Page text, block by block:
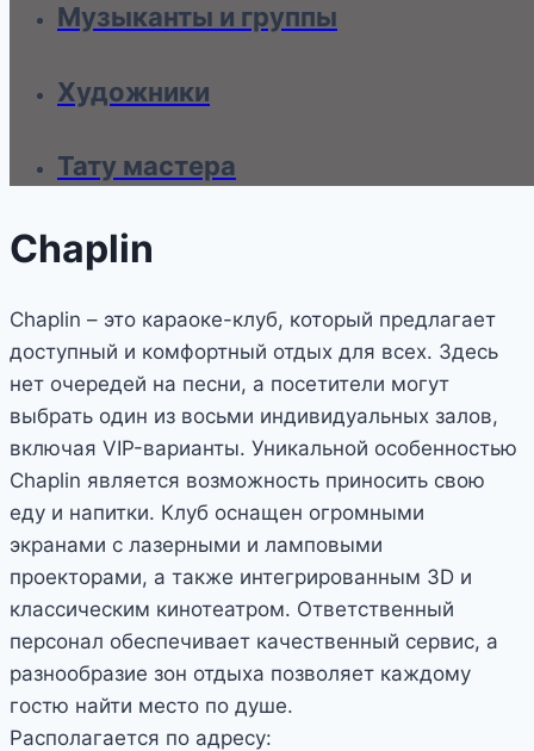
Музыканты и группы
Художники
Тату мастера
Chaplin
Chaplin – это караоке-клуб, который предлагает
доступный и комфортный отдых для всех. Здесь
нет очередей на песни, а посетители могут
выбрать один из восьми индивидуальных залов,
включая VIP-варианты. Уникальной особенностью
Chaplin является возможность приносить свою
еду и напитки. Клуб оснащен огромными
экранами с лазерными и ламповыми
проекторами, а также интегрированным 3D и
классическим кинотеатром. Ответственный
персонал обеспечивает качественный сервис, а
разнообразие зон отдыха позволяет каждому
гостю найти место по душе.
Располагается по адресу: